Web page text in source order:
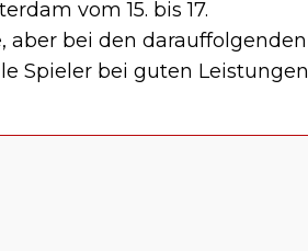
vom 15. bis 17.
aber bei den darauffolgenden
Spieler bei guten Leistungen